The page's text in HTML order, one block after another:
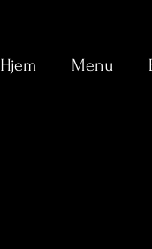
Hjem Menu